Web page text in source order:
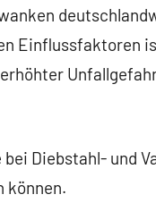
Einflussfaktoren
Diebstahl- und
können.